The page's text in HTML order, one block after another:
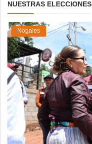
NUESTRAS ELECCIONES
Nogales